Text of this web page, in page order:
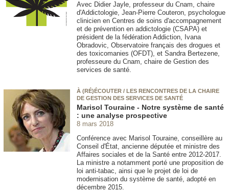
Avec Didier Jayle, professeur du Cnam, chaire
d'Addictologie, Jean-Pierre Couteron, psychologue
clinicien en Centres de soins d'accompagnement
et de prévention en addictologie (CSAPA) et
président de la fédération Addiction, Ivana
Obradovic, Observatoire français des drogues et
des toxicomanies (OFDT), et Sandra Bertezene,
professeure du Cnam, chaire de Gestion des
services de santé.
À (RÉ)ÉCOUTER / LES RENCONTRES DE LA CHAIRE
DE GESTION DES SERVICES DE SANTÉ
Marisol Touraine - Notre système de santé
: une analyse prospective
8 mars 2018
Conférence avec Marisol Touraine, conseillère au
Conseil d'État, ancienne députée et ministre des
Affaires sociales et de la Santé entre 2012-2017.
La ministre a notamment porté une proposition de
loi anti-tabac, ainsi que le projet de loi de
modernisation du système de santé, adopté en
décembre 2015.